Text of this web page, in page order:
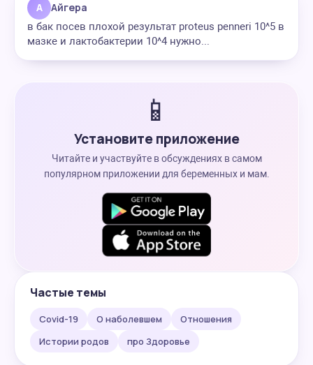
А Айгера
в бак посев плохой результат proteus penneri 10^5 в
мазке и лактобактерии 10^4 нужно...
📱
Установите приложение
Читайте и участвуйте в обсуждениях в самом
популярном приложении для беременных и мам.
Частые темы
Covid-19 О наболевшем
Отношения
Истории родов
про Здоровье